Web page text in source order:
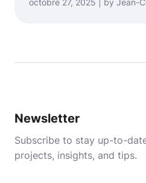
octobre 27, 2025 | by Jean-
Newsletter
Subscribe to stay up-to-
projects, insights, and tips.